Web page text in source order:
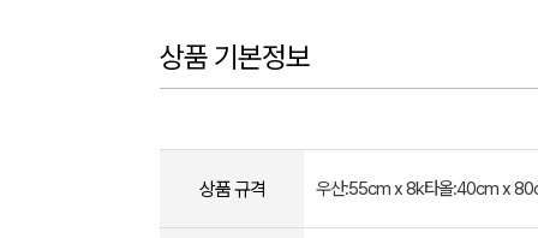
상품 기본정보
상품 규격 우산:55cm x 8k타올:40cm x